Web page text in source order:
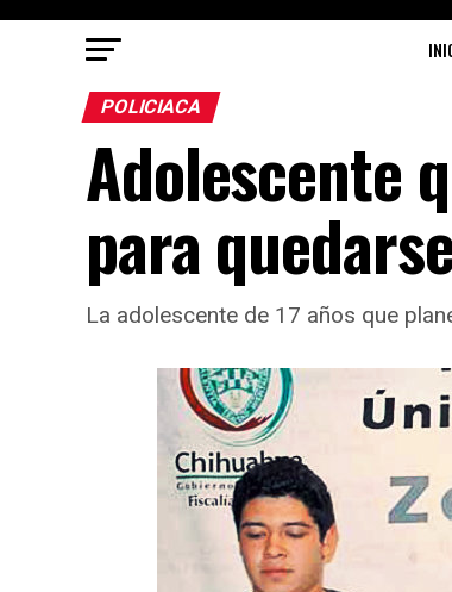
POLICIACA
Adolescente
para
La adolescente de 17 años que